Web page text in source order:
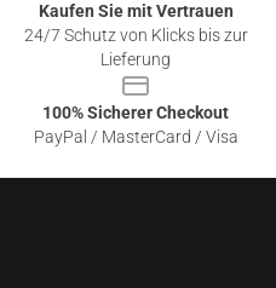
Kaufen Sie mit Vertrauen
24/7 Schutz von Klicks bis zur
Lieferung
100% Sicherer Checkout
PayPal / MasterCard / Visa